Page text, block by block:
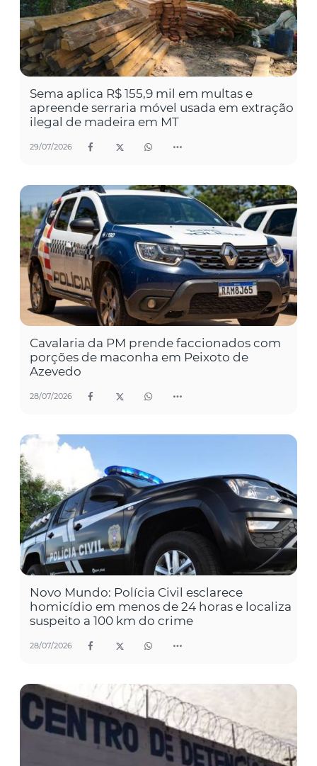
Sema aplica R$ 155,9 mil em multas e
apreende serraria móvel usada em extração
ilegal de madeira em MT
29/07/2026
Cavalaria da PM prende faccionados com
porções de maconha em Peixoto de
Azevedo
28/07/2026
Novo Mundo: Polícia Civil esclarece
homicídio em menos de 24 horas e localiza
suspeito a 100 km do crime
28/07/2026